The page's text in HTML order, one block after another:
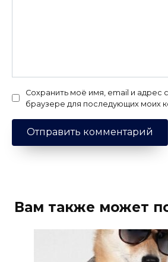
Сохранить моё имя, email и адрес
браузере для последующих моих
Вам также может